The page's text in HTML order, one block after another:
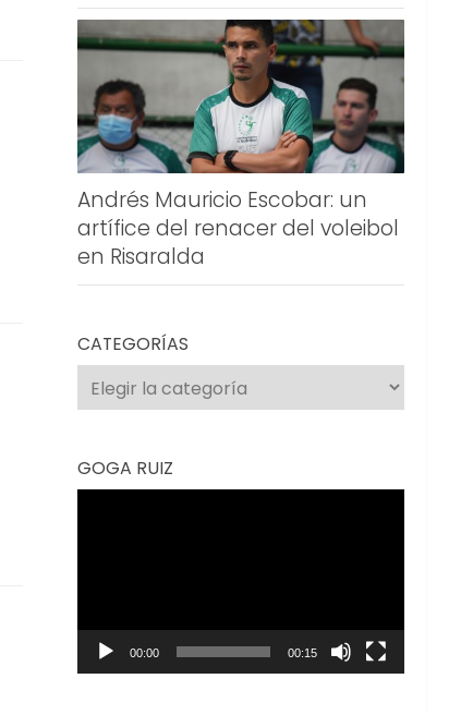
Andrés Mauricio Escobar: un
artífice del renacer del voleibol
en Risaralda
CATEGORÍAS
Categorías
GOGA RUIZ
00:00 00:15